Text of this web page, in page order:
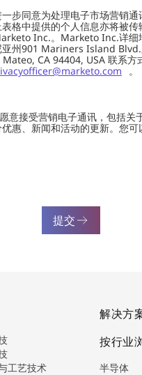
步同意为处理电子市场营销
表格中提供的个人信息亦将被
Inc.。Marketo Inc.详细
亚州901 Mariners Island
Mateo, CA 94404, USA 联系方
。
意接受营销电子通讯，包括关
惠、新闻和活动的更新。您可
提交
工艺技术
解决方
按行业
半导体